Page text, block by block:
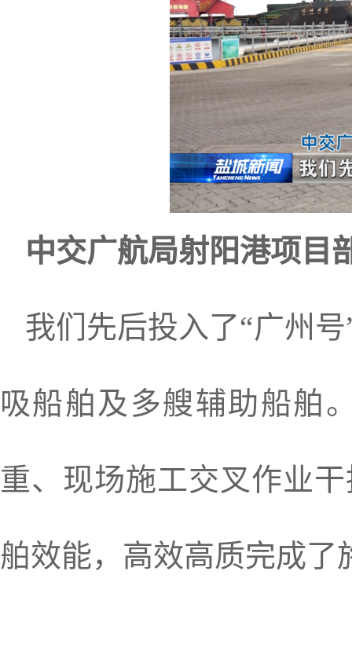
中交广航局射阳港项目
我们先后投入了“广州号
吸船舶及多艘辅助船舶
重、现场施工交叉作业
舶效能，高效高质完成了